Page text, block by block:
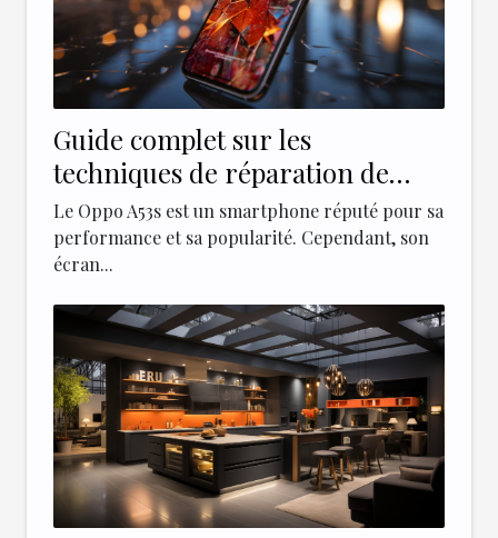
Guide complet sur les
techniques de réparation de
l'écran d’un Oppo A53s
Le Oppo A53s est un smartphone réputé pour sa
performance et sa popularité. Cependant, son
écran...